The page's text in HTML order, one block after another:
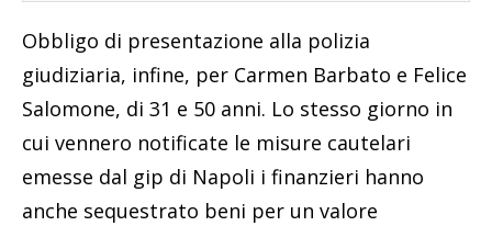
Obbligo di presentazione alla polizia
giudiziaria, infine, per Carmen Barbato e Felice
Salomone, di 31 e 50 anni. Lo stesso giorno in
cui vennero notificate le misure cautelari
emesse dal gip di Napoli i finanzieri hanno
anche sequestrato beni per un valore